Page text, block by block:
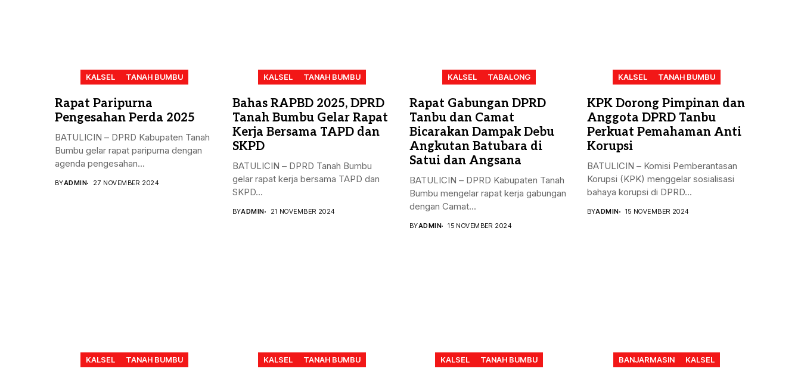
KALSEL TANAH BUMBU
Rapat Paripurna
Pengesahan Perda 2025
BATULICIN – DPRD Kabupaten Tanah
Bumbu gelar rapat paripurna dengan
agenda pengesahan...
BYADMIN 27 NOVEMBER 2024
KALSEL TANAH BUMBU
Bahas RAPBD 2025, DPRD
Tanah Bumbu Gelar Rapat
Kerja Bersama TAPD dan
SKPD
BATULICIN – DPRD Tanah Bumbu
gelar rapat kerja bersama TAPD dan
SKPD...
BYADMIN 21 NOVEMBER 2024
KALSEL TABALONG
Rapat Gabungan DPRD
Tanbu dan Camat
Bicarakan Dampak Debu
Angkutan Batubara di
Satui dan Angsana
BATULICIN – DPRD Kabupaten Tanah
Bumbu mengelar rapat kerja gabungan
dengan Camat...
BYADMIN 15 NOVEMBER 2024
KALSEL TANAH BUMBU
KPK Dorong Pimpinan dan
Anggota DPRD Tanbu
Perkuat Pemahaman Anti
Korupsi
BATULICIN – Komisi Pemberantasan
Korupsi (KPK) menggelar sosialisasi
bahaya korupsi di DPRD...
BYADMIN 15 NOVEMBER 2024
KALSEL TANAH BUMBU KALSEL TANAH BUMBU KALSEL TANAH BUMBU BANJARMASIN KALSEL